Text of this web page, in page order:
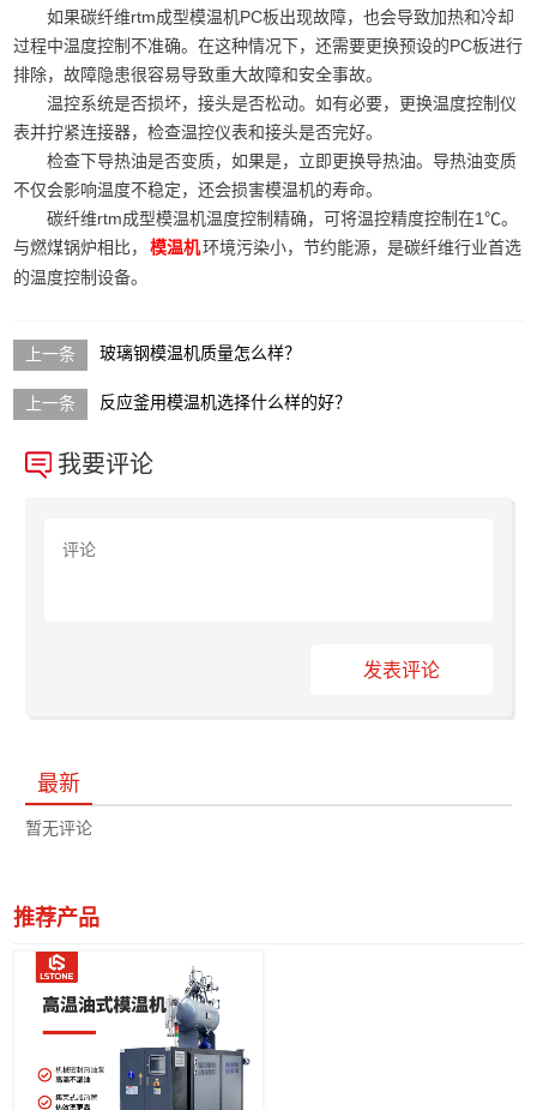
如果碳纤维rtm成型模温机PC板出现故障，也会导致加热和冷却
过程中温度控制不准确。在这种情况下，还需要更换预设的PC板进行
排除，故障隐患很容易导致重大故障和安全事故。
温控系统是否损坏，接头是否松动。如有必要，更换温度控制仪
表并拧紧连接器，检查温控仪表和接头是否完好。
检查下导热油是否变质，如果是，立即更换导热油。导热油变质
不仅会影响温度不稳定，还会损害模温机的寿命。
碳纤维rtm成型模温机温度控制精确，可将温控精度控制在1℃。
与燃煤锅炉相比，
模温机环境污染小，节约能源，是碳纤维行业首选
的温度控制设备。
玻璃钢模温机质量怎么样？
反应釜用模温机选择什么样的好？
我要评论
发表评论
最新
暂无评论
推荐产品